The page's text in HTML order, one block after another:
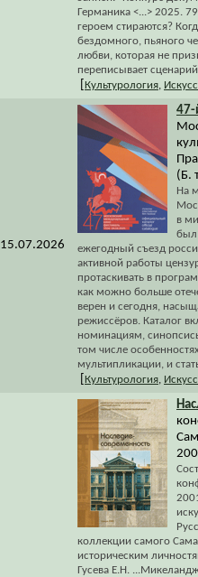
Германика <...> 2025.
героем стираются?
бездомного, пьяного
любви, которая не
переписывает
Культурология
15.07.2026
47-
(Б.
На
в
был
ежегодный съезд
активной работы
протаскивать в
как можно больше
верен и сегодня,
режиссёров. Каталог
номинациям,
том числе
мультипликации, и
Культурология
коллекции самого
историческим
Гусева Е.Н.